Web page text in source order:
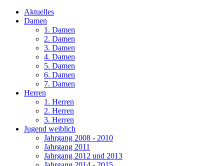
Aktuelles
Damen
1. Damen
2. Damen
3. Damen
4. Damen
5. Damen
6. Damen
7. Damen
Herren
1. Herren
2. Herren
3. Herren
Jugend weiblich
Jahrgang 2008 - 2010
Jahrgang 2011
Jahrgang 2012 und 2013